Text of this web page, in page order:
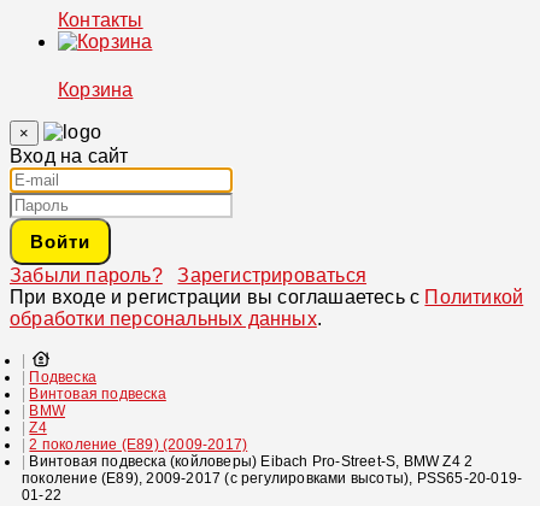
Контакты
Корзина
×
Вход на сайт
Войти
Забыли пароль?
Зарегистрироваться
При входе и регистрации вы соглашаетесь с Политикой
обработки персональных данных.
Подвеска
Винтовая подвеска
BMW
Z4
2 поколение (E89) (2009-2017)
Винтовая подвеска (койловеры) Eibach Pro-Street-S, BMW Z4 2
поколение (E89), 2009-2017 (с регулировками высоты), PSS65-20-019-
01-22